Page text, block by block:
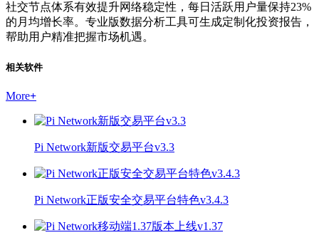
社交节点体系有效提升网络稳定性，每日活跃用户量保持23%
的月均增长率。专业版数据分析工具可生成定制化投资报告，
帮助用户精准把握市场机遇。
相关软件
More+
Pi Network新版交易平台v3.3
Pi Network正版安全交易平台特色v3.4.3